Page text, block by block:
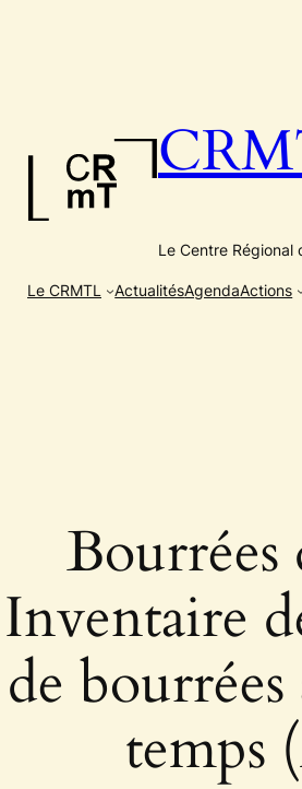
Le Centre Régional
Le CRMTL ActualitésAgendaActions
Bourrées
Inventaire
de
temps